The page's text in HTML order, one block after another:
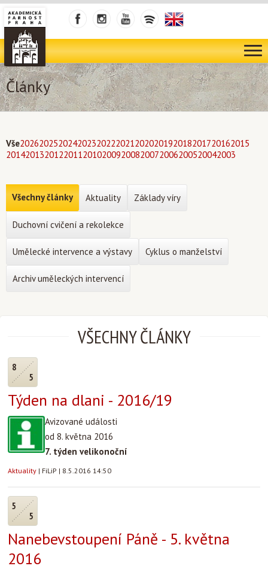
Články
Vše202620252024202320222021202020192018201720162015
201420132012201120102009200820072006200520042003
VŠECHNY ČLÁNKY
8
5
Týden na dlani - 2016/19
Avizované události
od 8. května 2016
7. týden velikonoční
Aktuality | FiLiP | 8.5.2016 14:50
5
5
Nanebevstoupení Páně - 5. května
2016
Všechny články Aktuality Základy víry
Duchovní cvičení a rekolekce
Umělecké intervence a výstavy Cyklus o manželství
Archiv uměleckých intervencí